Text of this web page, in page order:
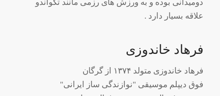
دومیدانی بوده و به ورزش های رزمی مانند تکواندو
علاقه بسیار دارد .
فرهاد خاندوزی
فرهاد خاندوزی متولد ۱۳۷۴ از گرگان
فوق دیپلم موسیقی "نوازندگی ساز ایرانی"